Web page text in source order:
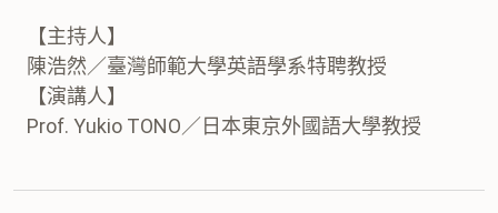
【主持人】
陳浩然／臺灣師範大學英語學系特聘教授
【演講人】
Prof. Yukio TONO／日本東京外國語大學教授